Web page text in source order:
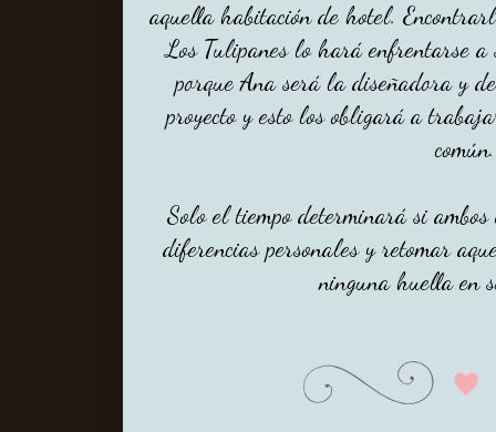
aquella habitación de hotel.
Los Tulipanes lo hará enfrentarse a
porque Ana será la diseñadora y
proyecto y esto los obligará a
común.
Solo el tiempo determinará si
diferencias personales y retomar
ninguna huella en